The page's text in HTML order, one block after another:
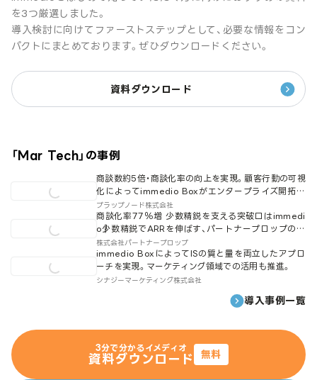
を3つ厳選しました。
導入検討に向けてファーストステップとして、必要な情報をコン
パクトにまとめております。ぜひダウンロードください。
資料ダウンロード
「Mar Tech」の事例
商談数約5倍・商談化率の向上を実現。顧客行動の可視
化によってimmedio Boxがエンタープライズ開拓の
要に。
プラップノード株式会社
商談化率77％増 少数精鋭を支える突破口はimmedi
o┃少数精鋭でARRを伸ばす、パートナープロップのス
ケール戦略。
株式会社パートナープロップ
immedio BoxによってISの質と量を両立したアプロ
ーチを実現。マーケティング領域での活用も推進。
シナジーマーケティング株式会社
導入事例一覧
3分で分かるイメディオ
資料ダウンロード 無料